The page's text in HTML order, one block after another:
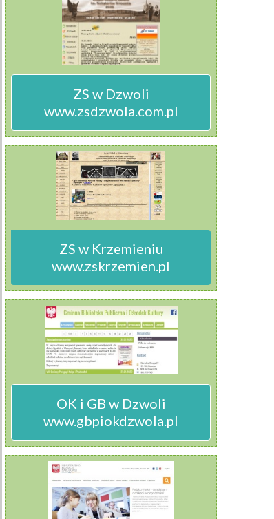
ZS w Dzwoli
www.zsdzwola.com.pl
ZS w Krzemieniu
www.zskrzemien.pl
OK i GB w Dzwoli
www.gbpiokdzwola.pl